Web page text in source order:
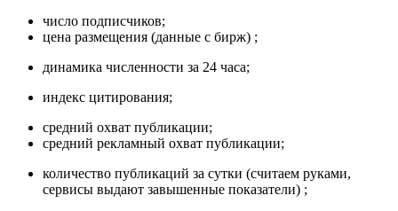
число подписчиков;
цена размещения (данные с бирж) ;
динамика численности за 24 часа;
индекс цитирования;
средний охват публикации;
средний рекламный охват публикации;
количество публикаций за сутки (считаем руками,
сервисы выдают завышенные показатели) ;